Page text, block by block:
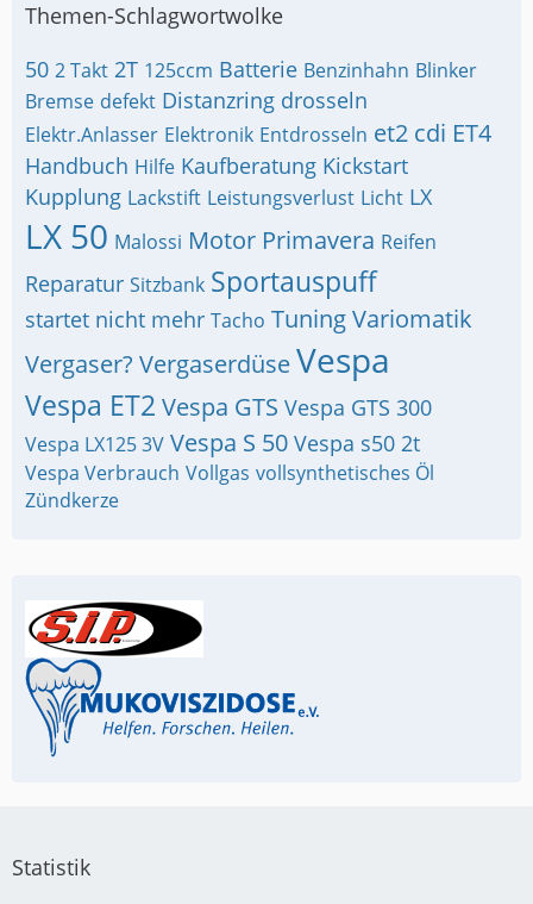
Themen-Schlagwortwolke
50 2 Takt 2T 125ccm Batterie Benzinhahn Blinker
Bremse defekt Distanzring drosseln
Elektr.Anlasser Elektronik Entdrosseln et2 cdi ET4
Handbuch Hilfe Kaufberatung Kickstart
Kupplung Lackstift Leistungsverlust Licht LX
LX 50 Malossi Motor Primavera Reifen
Reparatur Sitzbank Sportauspuff
startet nicht mehr Tacho TuningVariomatik
Vergaser? VergaserdüseVespa
Vespa ET2 Vespa GTS Vespa GTS 300
Vespa LX125 3V Vespa S 50 Vespa s50 2t
Vespa Verbrauch Vollgas vollsynthetisches Öl
Zündkerze
Statistik